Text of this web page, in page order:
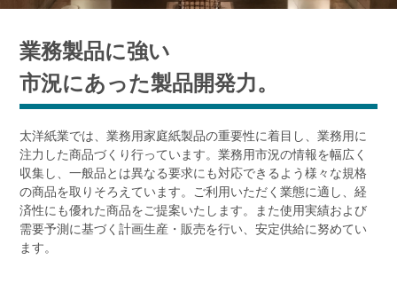
業務製品に強い
市況にあった製品開発力。
太洋紙業では、業務用家庭紙製品の重要性に着目し、業務用に
注力した商品づくり行っています。業務用市況の情報を幅広く
収集し、一般品とは異なる要求にも対応できるよう様々な規格
の商品を取りそろえています。ご利用いただく業態に適し、経
済性にも優れた商品をご提案いたします。また使用実績および
需要予測に基づく計画生産・販売を行い、安定供給に努めてい
ます。